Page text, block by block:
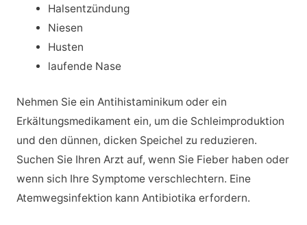
Halsentzündung
Niesen
Husten
laufende Nase
Nehmen Sie ein Antihistaminikum oder ein
Erkältungsmedikament ein, um die Schleimproduktion
und den dünnen, dicken Speichel zu reduzieren.
Suchen Sie Ihren Arzt auf, wenn Sie Fieber haben oder
wenn sich Ihre Symptome verschlechtern. Eine
Atemwegsinfektion kann Antibiotika erfordern.